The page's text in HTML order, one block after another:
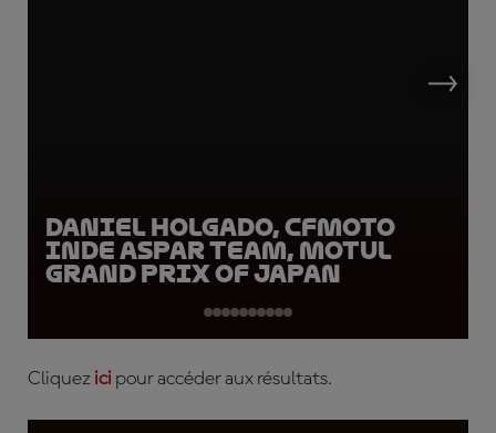
Daniel Holgado, CFMOTO
Inde Aspar Team, Motul
Grand Prix of Japan
Cliquez ici pour accéder aux résultats.